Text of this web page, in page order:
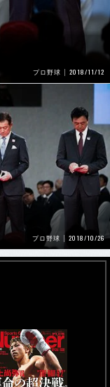
プロ野球 2018/11/12
プロ野球 2018/10/26